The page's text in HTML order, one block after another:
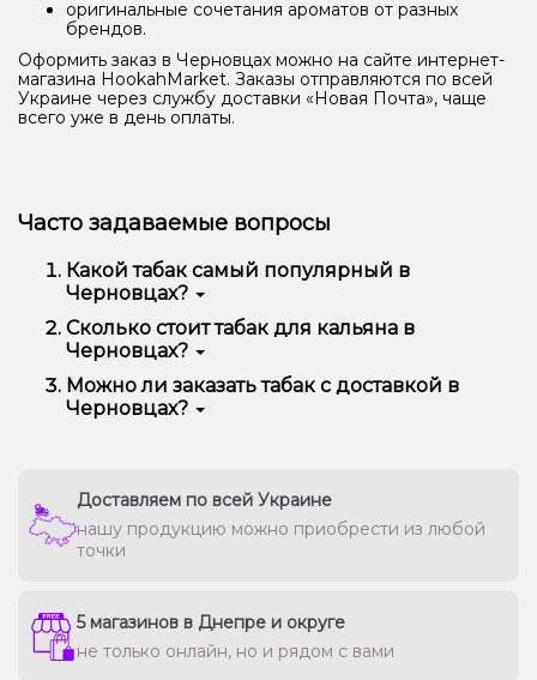
оригинальные сочетания ароматов от разных
брендов.
Оформить заказ в Черновцах можно на сайте интернет-
магазина HookahMarket. Заказы отправляются по всей
Украине через службу доставки «Новая Почта», чаще
всего уже в день оплаты.
Часто задаваемые вопросы
Какой табак самый популярный в
Черновцах?
Чаще всего в Черновцах заказывают Pixtea, Jibiar,
Adalya, CULTt, 420, Serbetli и другие — за богатый
вкус, аромат и отличную дымность.
Сколько стоит табак для кальяна в
Черновцах?
В среднем цена варьируется от 90 до 450 грн за
100 г в зависимости от бренда и линейки.
Премиальные марки могут стоить дороже.
Можно ли заказать табак с доставкой в
Черновцах?
Доставляем по всей Украине
нашу продукцию можно приобрести из любой
точки
5 магазинов в Днепре и округе
не только онлайн, но и рядом с вами